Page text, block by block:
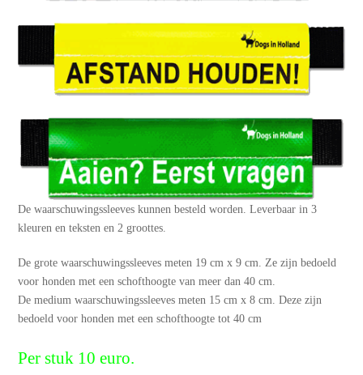
De waarschuwingssleeves kunnen besteld worden. Leverbaar in 3
kleuren en teksten en 2 groottes.
De grote waarschuwingssleeves meten 19 cm x 9 cm. Ze zijn bedoeld
voor honden met een schofthoogte van meer dan 40 cm.
De medium waarschuwingssleeves meten 15 cm x 8 cm. Deze zijn
bedoeld voor honden met een schofthoogte tot 40 cm
Per stuk 10 euro.